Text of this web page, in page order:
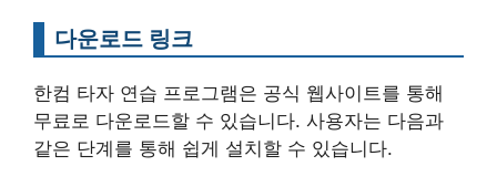
다운로드 링크
한컴 타자 연습 프로그램은 공식 웹사이트를 통해
무료로 다운로드할 수 있습니다. 사용자는 다음과
같은 단계를 통해 쉽게 설치할 수 있습니다.